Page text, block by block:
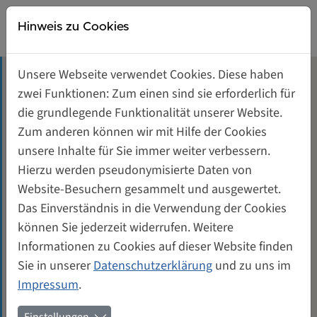
Direkt zur Hauptnavigation springen
Direkt zum Inhalt springen
Käthe Paulus (1868-1935)
Juni 2007
Quadratmeter: 83,85
Das luftige Dachgeschoss 5.4 in den Hofgebäuden
hoch über den Dächern Berlins ist genau die
richtige Fläche, um sie der ersten
Fallschirmspringerin Deutschlands zu widmen.
Käthe Paulus (1868-1935) nähte den Fallschirm für
Gründerinnen- und Unternehmerinnenzentrum
Tagungsräume mieten
Unterstützung für Gründerinnen
Genossenschaft von und für Frauen
Kontakt
Hinweis zu Cookies
Unsere Webseite verwendet Cookies. Diese haben
zwei Funktionen: Zum einen sind sie erforderlich für
die grundlegende Funktionalität unserer Website.
Zum anderen können wir mit Hilfe der Cookies
unsere Inhalte für Sie immer weiter verbessern.
Hierzu werden pseudonymisierte Daten von
Website-Besuchern gesammelt und ausgewertet.
Das Einverständnis in die Verwendung der Cookies
können Sie jederzeit widerrufen. Weitere
Informationen zu Cookies auf dieser Website finden
Sie in unsererDatenschutzerklärung und zu uns im
Impressum.